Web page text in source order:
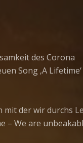
des Corona
Song ‚A
mit der wir durchs
– We are